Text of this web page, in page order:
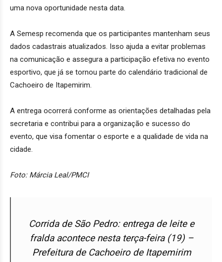
uma nova oportunidade nesta data.
A Semesp recomenda que os participantes mantenham seus
dados cadastrais atualizados. Isso ajuda a evitar problemas
na comunicação e assegura a participação efetiva no evento
esportivo, que já se tornou parte do calendário tradicional de
Cachoeiro de Itapemirim.
A entrega ocorrerá conforme as orientações detalhadas pela
secretaria e contribui para a organização e sucesso do
evento, que visa fomentar o esporte e a qualidade de vida na
cidade.
Foto: Márcia Leal/PMCI
Corrida de São Pedro: entrega de leite e
fralda acontece nesta terça-feira (19) –
Prefeitura de Cachoeiro de Itapemirim